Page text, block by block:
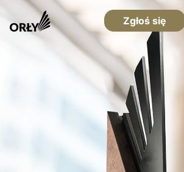
Zgłoś się